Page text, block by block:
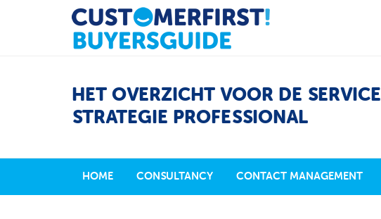
HET OVERZICHT VOOR DE SERVICE
STRATEGIE PROFESSIONAL
HOME CONSULTANCY CONTACT MANAGEMENT